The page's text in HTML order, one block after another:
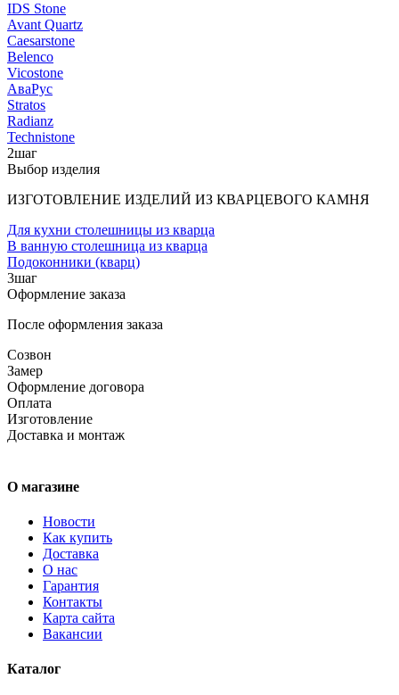
IDS Stone
Avant Quartz
Caesarstone
Belenco
Vicostone
АваРус
Stratos
Radianz
Technistone
2шаг
Выбор изделия
ИЗГОТОВЛЕНИЕ ИЗДЕЛИЙ ИЗ КВАРЦЕВОГО КАМНЯ
Для кухни столешницы из кварца
В ванную столешница из кварца
Подоконники (кварц)
3шаг
Оформление заказа
После оформления заказа
Созвон
Замер
Оформление договора
Оплата
Изготовление
Доставка и монтаж
О магазине
Новости
Как купить
Доставка
О нас
Гарантия
Контакты
Карта сайта
Вакансии
Каталог